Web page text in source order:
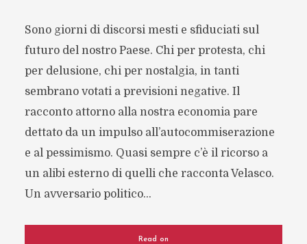
Sono giorni di discorsi mesti e sfiduciati sul
futuro del nostro Paese. Chi per protesta, chi
per delusione, chi per nostalgia, in tanti
sembrano votati a previsioni negative. Il
racconto attorno alla nostra economia pare
dettato da un impulso all’autocommiserazione
e al pessimismo. Quasi sempre c’è il ricorso a
un alibi esterno di quelli che racconta Velasco.
Un avversario politico...
Read on